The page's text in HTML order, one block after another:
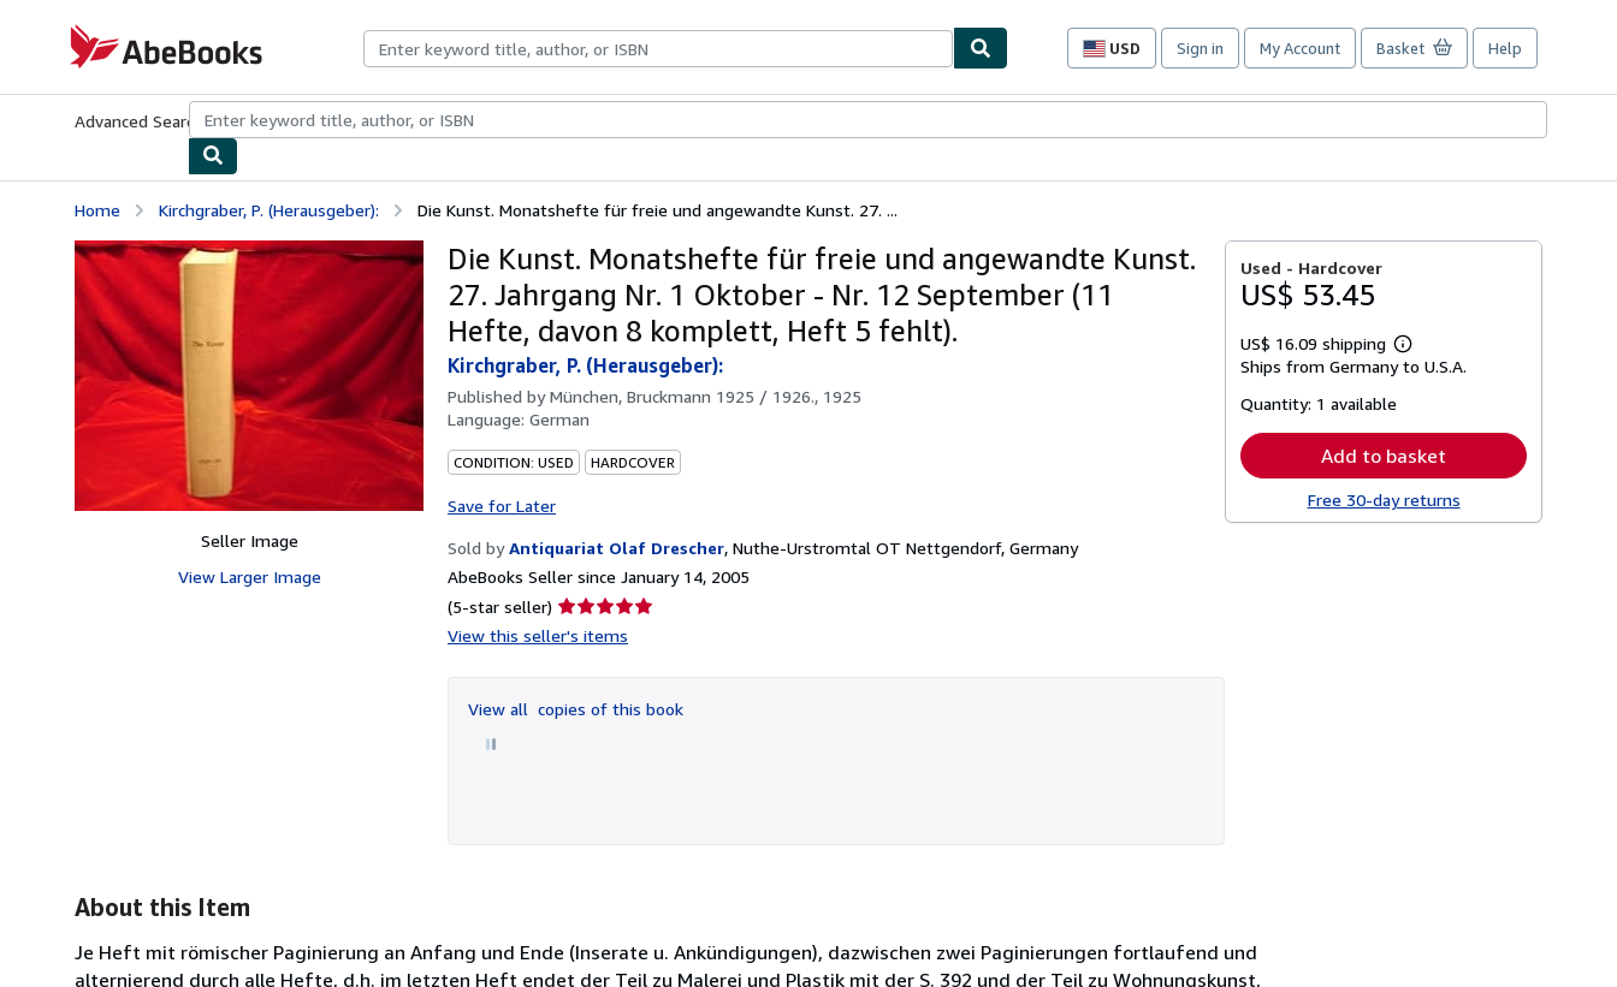
AbeBooks.com
USD
Site
preferences
Sign in My Account Basket Help
Advanced Search Browse CollectionsRare BooksArt & Collectibles
Home Kirchgraber, P. (Herausgeber): Die Kunst. Monatshefte für freie und angewandte Kunst. 27. ...
Seller Image
View Larger Image
Die Kunst. Monatshefte für freie und angewandte Kunst.
27. Jahrgang Nr. 1 Oktober - Nr. 12 September (11
Hefte, davon 8 komplett, Heft 5 fehlt).
Kirchgraber, P. (Herausgeber):
Published byMünchen, Bruckmann 1925 / 1926., 1925
Language: German
CONDITION: USED HARDCOVER
Save for Later
Sold by Antiquariat Olaf Drescher, Nuthe-Urstromtal OT Nettgendorf, Germany
AbeBooks Seller since January 14, 2005
(5-star seller) Seller
rating
of
5
View this seller's items
View all copies of this book
Used - Hardcover
US$ 53.45
US$ 16.09 shipping
Learn
more
Ships from Germany to U.S.A.
Quantity: 1 available
Add to basket
Free 30-day returns
About this Item
Je Heft mit römischer Paginierung an Anfang und Ende (Inserate u. Ankündigungen), dazwischen zwei Paginierungen fortlaufend und
alternierend durch alle Hefte, d.h. im letzten Heft endet der Teil zu Malerei und Plastik mit der S. 392 und der Teil zu Wohnungskunst,